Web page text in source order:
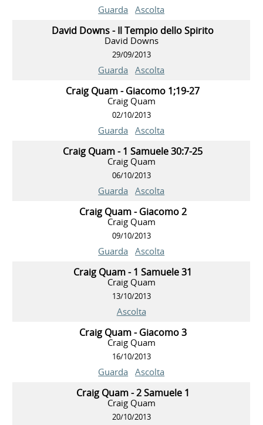
Guarda Ascolta
David Downs - Il Tempio dello Spirito
David Downs
29/09/2013
Guarda Ascolta
Craig Quam - Giacomo 1;19-27
Craig Quam
02/10/2013
Guarda Ascolta
Craig Quam - 1 Samuele 30:7-25
Craig Quam
06/10/2013
Guarda Ascolta
Craig Quam - Giacomo 2
Craig Quam
09/10/2013
Guarda Ascolta
Craig Quam - 1 Samuele 31
Craig Quam
13/10/2013
Ascolta
Craig Quam - Giacomo 3
Craig Quam
16/10/2013
Guarda Ascolta
Craig Quam - 2 Samuele 1
Craig Quam
20/10/2013